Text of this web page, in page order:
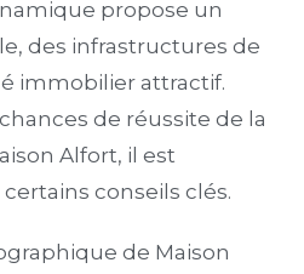
propose un
des infrastructures de
immobilier attractif.
de réussite de la
Alfort, il est
conseils clés.
de Maison